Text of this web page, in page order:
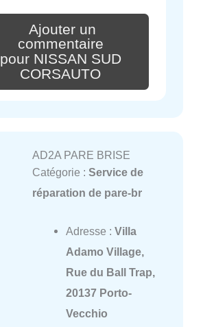
Ajouter un
commentaire
pour NISSAN SUD
CORSAUTO
AD2A PARE BRISE
Catégorie : Service de
réparation de pare-br
Adresse : Villa
Adamo Village,
Rue du Ball Trap,
20137 Porto-
Vecchio